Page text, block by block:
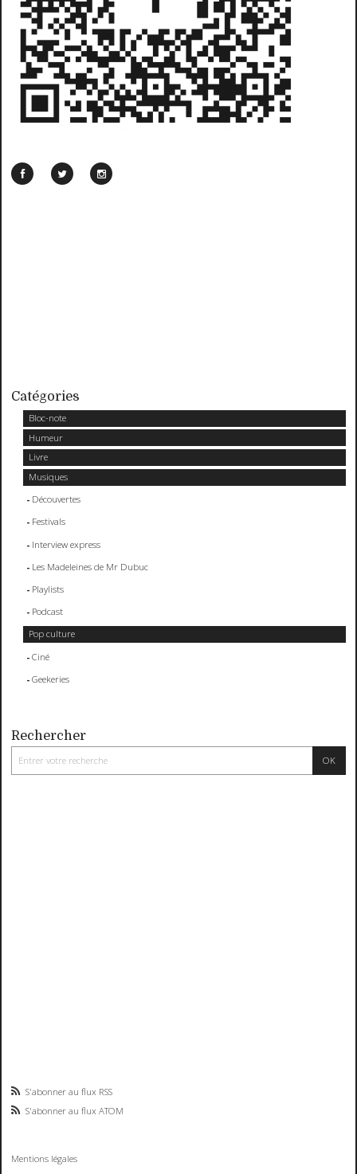
Catégories
Bloc-note
Humeur
Livre
Musiques
Découvertes
Festivals
Interview express
Les Madeleines de Mr Dubuc
Playlists
Podcast
Pop culture
Ciné
Geekeries
Rechercher
S'abonner au flux RSS
S'abonner au flux ATOM
Mentions légales